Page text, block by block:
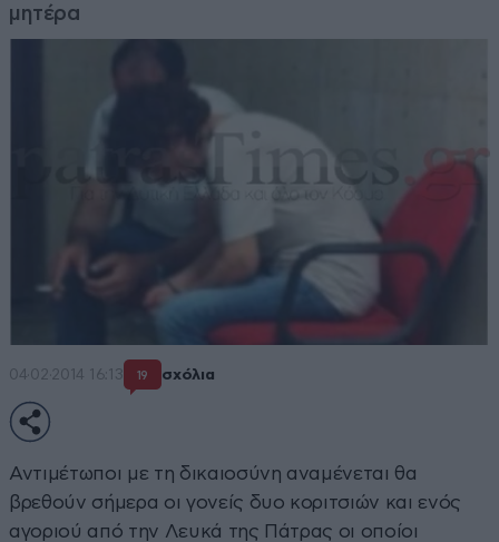
μητέρα
04·02·2014 16:13 19 σχόλια
Αντιμέτωποι με τη δικαιοσύνη αναμένεται θα
βρεθούν σήμερα οι γονείς δυο κοριτσιών και ενός
αγοριού από την Λευκά της Πάτρας οι οποίοι